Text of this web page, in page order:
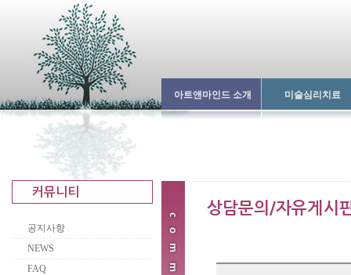
아트앤마인드 소개 미술심리치료
공지사항
NEWS
FAQ